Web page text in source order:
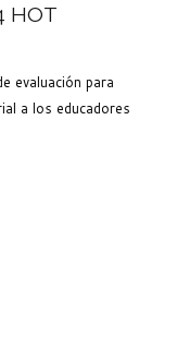
HOT
evaluación para
a los educadores